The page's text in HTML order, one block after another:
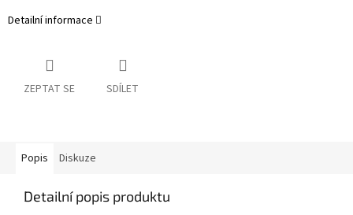
Detailní informace
ZEPTAT SE SDÍLET
Popis Diskuze
Detailní popis produktu